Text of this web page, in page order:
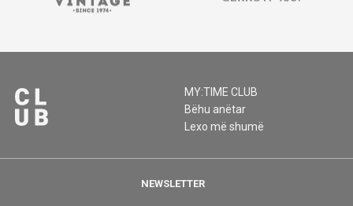
MY:TIME CLUB
Bëhu anëtar
Lexo më shumë
NEWSLETTER